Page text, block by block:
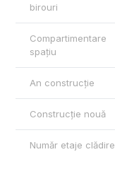
birouri
Compartimentare
spațiu
An construcție
Construcție nouă
Număr etaje clădire